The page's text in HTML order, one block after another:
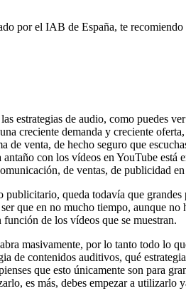
por el IAB de España, te
estrategias de audio, como puedes
creciente demanda y creciente
venta, de hecho seguro que
con los vídeos en YouTube
de ventas, de publicidad
queda todavía que
que en no mucho tiempo, aunque
de los vídeos que se muestran.
masivamente, por lo tanto todo lo
de contenidos auditivos, qué
que esto únicamente son para
es más, debes empezar a utilizarlo